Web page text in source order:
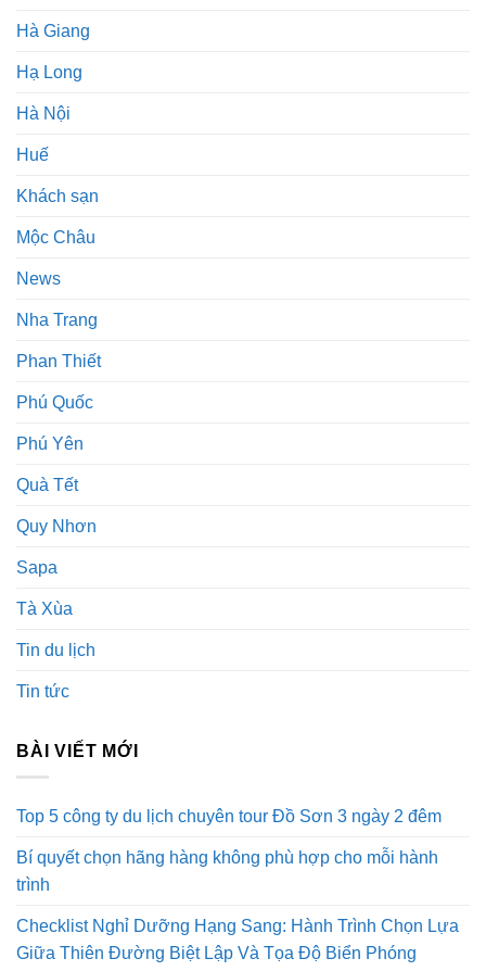
Hà Giang
Hạ Long
Hà Nội
Huế
Khách sạn
Mộc Châu
News
Nha Trang
Phan Thiết
Phú Quốc
Phú Yên
Quà Tết
Quy Nhơn
Sapa
Tà Xùa
Tin du lịch
Tin tức
BÀI VIẾT MỚI
Top 5 công ty du lịch chuyên tour Đồ Sơn 3 ngày 2 đêm
Bí quyết chọn hãng hàng không phù hợp cho mỗi hành
trình
Checklist Nghỉ Dưỡng Hạng Sang: Hành Trình Chọn Lựa
Giữa Thiên Đường Biệt Lập Và Tọa Độ Biển Phóng